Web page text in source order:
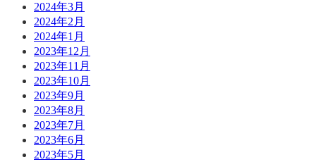
2024年3月
2024年2月
2024年1月
2023年12月
2023年11月
2023年10月
2023年9月
2023年8月
2023年7月
2023年6月
2023年5月